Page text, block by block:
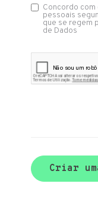
Concordo
pessoais
que se regem
de Dados
Criar